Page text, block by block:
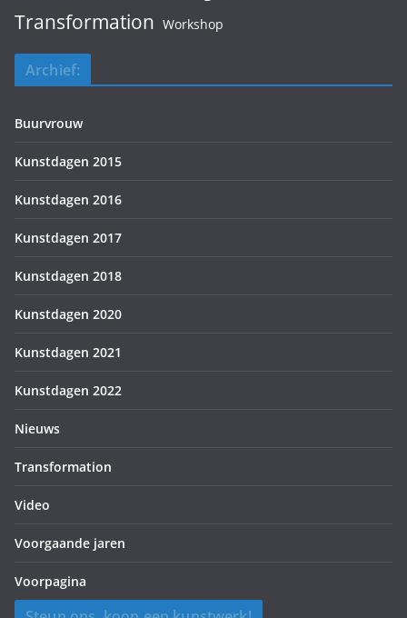
Transformation Workshop
Archief:
Buurvrouw
Kunstdagen 2015
Kunstdagen 2016
Kunstdagen 2017
Kunstdagen 2018
Kunstdagen 2020
Kunstdagen 2021
Kunstdagen 2022
Nieuws
Transformation
Video
Voorgaande jaren
Voorpagina